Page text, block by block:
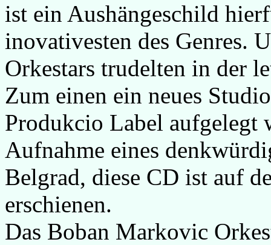
ist ein Aushängeschild
inovativesten des Genres.
Orkestars trudelten in der
Zum einen ein neues
Produkcio Label aufgelegt
Aufnahme eines
Belgrad, diese CD ist auf
erschienen.
Das Boban Markovic